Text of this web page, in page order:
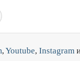
,Youtube, Instagram